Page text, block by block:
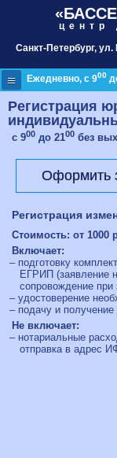
центр
Санкт-Петербург, ул.
Ежедневно, с 900
≡
Регистрация
с 900 до 2100 без
Оформить
Регистрация
Стоимость: от 1000
Включает:
– подготовку
ЕГРИП (заявление
сопровождение при
– удостоверение
– подачу и
Не включает:
– нотариальные
отправка в адрес